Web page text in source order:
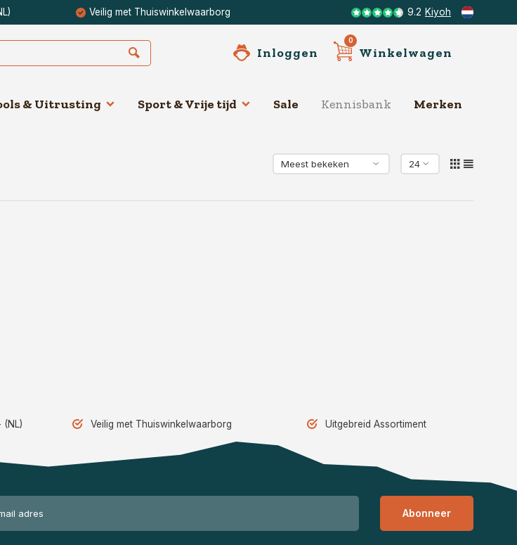
Veilig met Thuiswinkelwaarborg 9.2 Kiyoh
Inloggen
0
Winkelwagen
& Uitrusting Sport & Vrije tijd Sale Kennisbank Merken
Veilig met Thuiswinkelwaarborg Uitgebreid Assortiment
Abonneer